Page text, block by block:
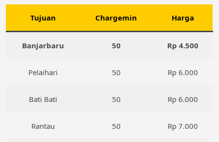
Tujuan Chargemin Harga
Banjarbaru 50 Rp 4.500
Pelaihari 50 Rp 6.000
Bati Bati 50 Rp 6.000
Rantau 50 Rp 7.000